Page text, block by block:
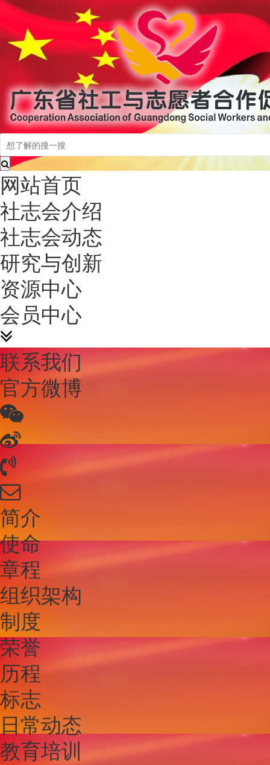
网站首页
社志会介绍
社志会动态
研究与创新
资源中心
会员中心
联系我们
官方微博
简介
使命
章程
组织架构
制度
荣誉
历程
标志
日常动态
教育培训